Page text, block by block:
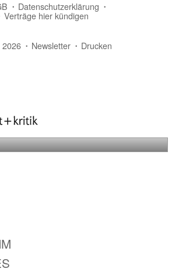
Datenschutzerklärung
Verträge hier kündigen
2026 Newsletter Drucken